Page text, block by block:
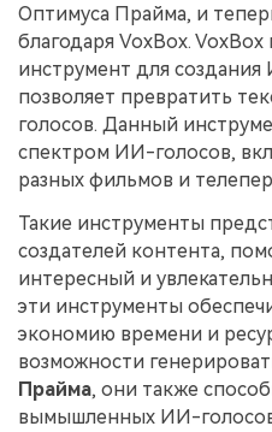
Оптимуса Прайма, и
благодаря VoxBox.
инструмент для
позволяет превратить
голосов. Данный
спектром ИИ-голосов,
разных фильмов и
Такие инструменты
создателей контента,
интересный и
эти инструменты
экономию времени и
возможности
Прайма, они также
вымышленных ИИ-